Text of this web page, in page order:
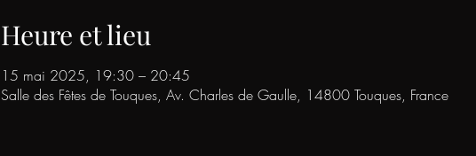
Heure et lieu
15 mai 2025, 19:30 – 20:45
Salle des Fêtes de Touques, Av. Charles de Gaulle, 14800 Touques, France